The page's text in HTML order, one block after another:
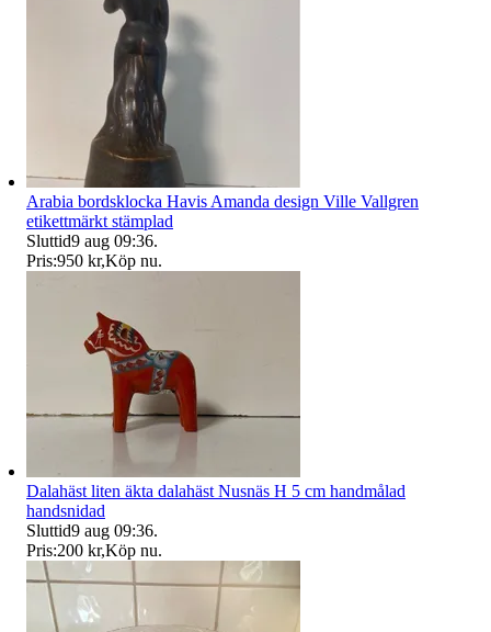
Arabia bordsklocka Havis Amanda design Ville Vallgren
etikettmärkt stämplad
Sluttid9 aug 09:36.
Pris:950 kr,Köp nu.
Dalahäst liten äkta dalahäst Nusnäs H 5 cm handmålad
handsnidad
Sluttid9 aug 09:36.
Pris:200 kr,Köp nu.